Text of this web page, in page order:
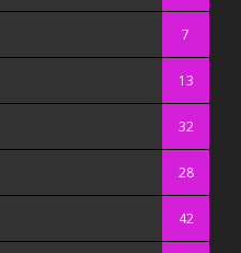
7
13
32
28
42